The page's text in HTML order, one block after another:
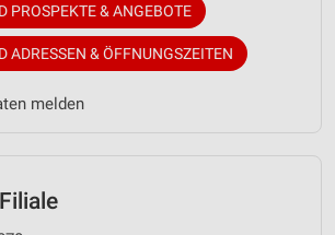
PROSPEKTE & ANGEBOTE
ADRESSEN & ÖFFNUNGSZEITEN
melden